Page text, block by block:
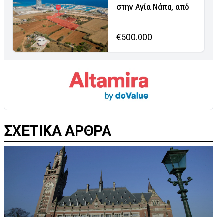
στην Αγία Νάπα, από
€500.000
ΣΧΕΤΙΚΑ ΑΡΘΡΑ